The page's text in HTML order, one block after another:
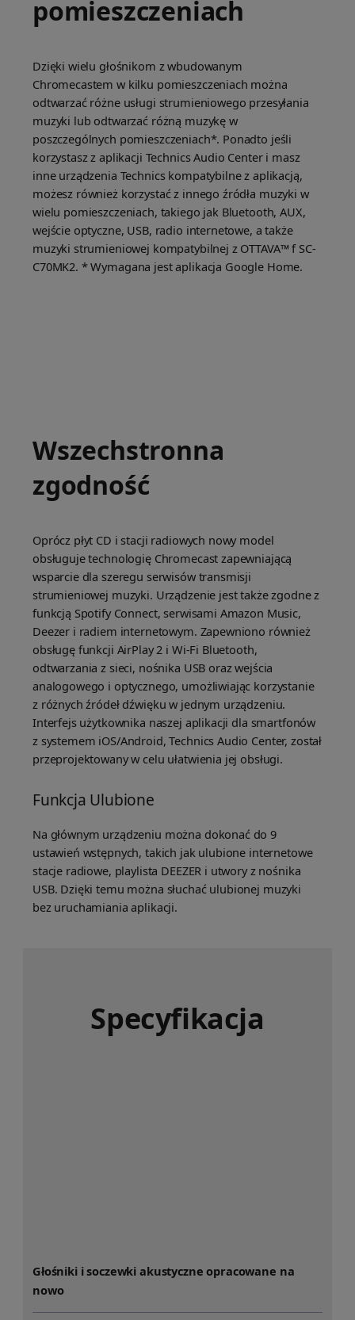
pomieszczeniach
Dzięki wielu głośnikom z wbudowanym
Chromecastem w kilku pomieszczeniach można
odtwarzać różne usługi strumieniowego przesyłania
muzyki lub odtwarzać różną muzykę w
poszczególnych pomieszczeniach*. Ponadto jeśli
korzystasz z aplikacji Technics Audio Center i masz
inne urządzenia Technics kompatybilne z aplikacją,
możesz również korzystać z innego źródła muzyki w
wielu pomieszczeniach, takiego jak Bluetooth, AUX,
wejście optyczne, USB, radio internetowe, a także
muzyki strumieniowej kompatybilnej z OTTAVA™ f SC-
C70MK2. * Wymagana jest aplikacja Google Home.
Wszechstronna
zgodność
Oprócz płyt CD i stacji radiowych nowy model
obsługuje technologię Chromecast zapewniającą
wsparcie dla szeregu serwisów transmisji
strumieniowej muzyki. Urządzenie jest także zgodne z
funkcją Spotify Connect, serwisami Amazon Music,
Deezer i radiem internetowym. Zapewniono również
obsługę funkcji AirPlay 2 i Wi-Fi Bluetooth,
odtwarzania z sieci, nośnika USB oraz wejścia
analogowego i optycznego, umożliwiając korzystanie
z różnych źródeł dźwięku w jednym urządzeniu.
Interfejs użytkownika naszej aplikacji dla smartfonów
z systemem iOS/Android, Technics Audio Center, został
przeprojektowany w celu ułatwienia jej obsługi.
Funkcja Ulubione
Na głównym urządzeniu można dokonać do 9
ustawień wstępnych, takich jak ulubione internetowe
stacje radiowe, playlista DEEZER i utwory z nośnika
USB. Dzięki temu można słuchać ulubionej muzyki
bez uruchamiania aplikacji.
Specyfikacja
Głośniki i soczewki akustyczne opracowane na
nowo